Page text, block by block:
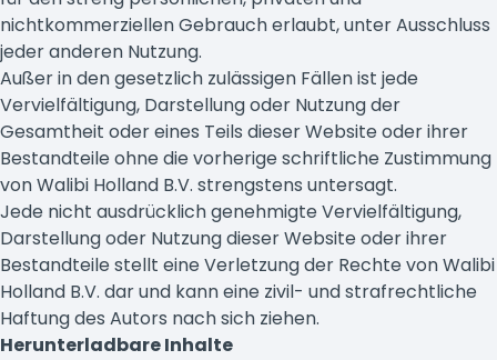
nichtkommerziellen Gebrauch erlaubt, unter Ausschluss
jeder anderen Nutzung.
Außer in den gesetzlich zulässigen Fällen ist jede
Vervielfältigung, Darstellung oder Nutzung der
Gesamtheit oder eines Teils dieser Website oder ihrer
Bestandteile ohne die vorherige schriftliche Zustimmung
von Walibi Holland B.V. strengstens untersagt.
Jede nicht ausdrücklich genehmigte Vervielfältigung,
Darstellung oder Nutzung dieser Website oder ihrer
Bestandteile stellt eine Verletzung der Rechte von Walibi
Holland B.V. dar und kann eine zivil- und strafrechtliche
Haftung des Autors nach sich ziehen.
Herunterladbare Inhalte